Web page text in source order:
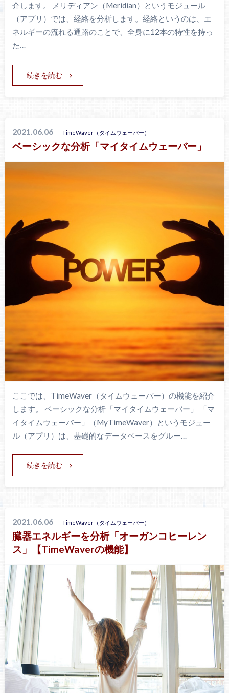
介します。 メリディアン（Meridian）というモジュール
（アプリ）では、経絡を分析します。経絡というのは、エ
ネルギーの流れる通路のことで、全身に12本の特性を持っ
た…
続きを読む
2021.06.06 TimeWaver（タイムウェーバー）
ベーシックな分析「マイタイムウェーバー」
ここでは、TimeWaver（タイムウェーバー）の機能を紹介
します。 ベーシックな分析「マイタイムウェーバー」 「マ
イタイムウェーバー」（MyTimeWaver）というモジュー
ル（アプリ）は、基礎的なデータベースをグルー…
続きを読む
2021.06.06 TimeWaver（タイムウェーバー）
臓器エネルギーを分析「オーガンコヒーレン
ス」【TimeWaverの機能】